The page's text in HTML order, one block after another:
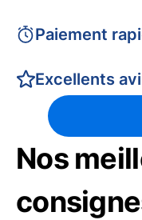
Paiement
Excellents
Nos